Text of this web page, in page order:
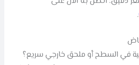
.
في السطح أو ملحق خارجي سريع؟